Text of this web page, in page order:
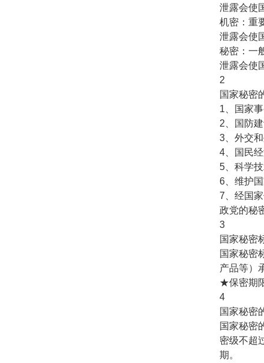
泄露会使
机密：重
泄露会使
秘密：一
泄露会使
2
国家秘密
1、国家
2、国防
3、外交
4、国民
5、科学
6、维护
7、经国
政党的秘
3
国家秘密
国家秘密
产品等）
★保密期
4
国家秘密
国家秘密
密级不超
期。